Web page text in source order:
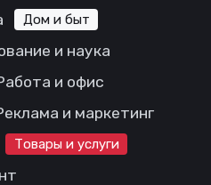
Дом и быт
и наука
и офис
и маркетинг
Товары и услуги